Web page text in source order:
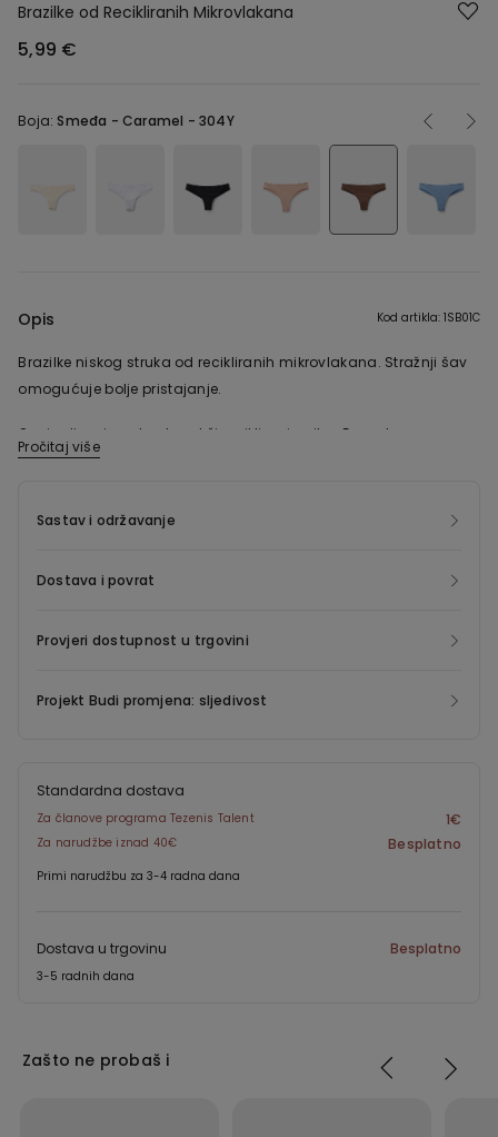
Brazilke od Recikliranih Mikrovlakana
5,99 €
Boja:Smeđa -Caramel - 304Y
Opis Kod artikla: 1SB01C
Brazilke niskog struka od recikliranih mikrovlakana. Stražnji šav
omogućuje bolje pristajanje.
Ovaj odjevni predmet sadrži reciklirani najlon Econyl ®,
regeneriran iz proizvodnog otpada prije potrošnje, ribarskih
se može beskonačno reciklirati i preoblikovati, što omogućuje
Pročitaj više
Sastav i održavanje
Dostava i povrat
Provjeri dostupnost u trgovini
Projekt Budi promjena: sljedivost
Standardna dostava
Za članove programa Tezenis Talent 1€
Za narudžbe iznad 40€ Besplatno
Primi narudžbu za 3-4 radna dana
Dostava u trgovinu Besplatno
3-5 radnih dana
Zašto ne probaš i